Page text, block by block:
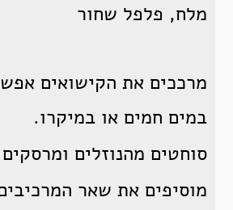
מלח, פלפל שחור
מרככים את הקישואים
במים חמים או במיקרו.
סוחטים מהנוזלים
מוסיפים את שאר